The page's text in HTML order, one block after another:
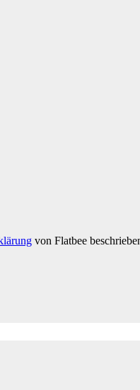
von Flatbee